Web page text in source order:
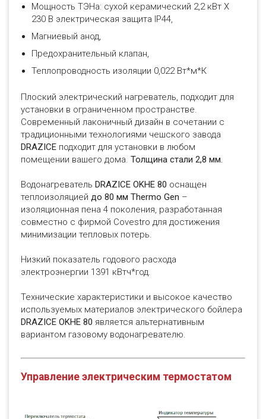
Мощность ТЭНа: сухой керамический 2,2 кВт Х
230 В электрическая защита IP44,
Магниевый анод,
Предохранительный клапан,
Теплопроводность изоляции 0,022 Вт*м*К
Плоский электрический нагреватель, подходит для
установки в ограниченном пространстве.
Современный лаконичный дизайн в сочетании с
традиционными технологиями чешского завода
DRAZICE подходит для установки в любом
помещении вашего дома. Толщина стали 2,8 мм.
Водонагреватель DRAZICE OKHE 80 оснащен
теплоизоляцией до 80 мм Thermo Gen –
изоляционная пена 4 поколения, разработанная
совместно с фирмой Covestro для достижения
минимизации тепловых потерь.
Низкий показатель годового расхода
электроэнергии 1391 кВтч*год.
Технические характеристики и высокое качество
используемых материалов электрического бойлера
DRAZICE OKHE 80 является альтернативным
вариантом газовому водонагревателю.
Управление электрическим термостатом